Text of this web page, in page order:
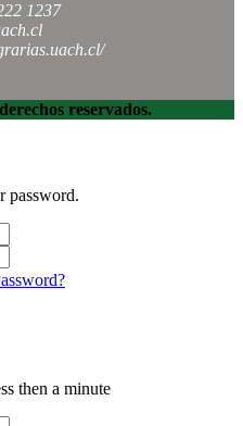
1237
reservados.
password.
then a minute